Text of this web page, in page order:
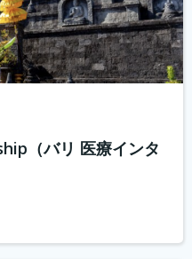
（バリ 医療インタ